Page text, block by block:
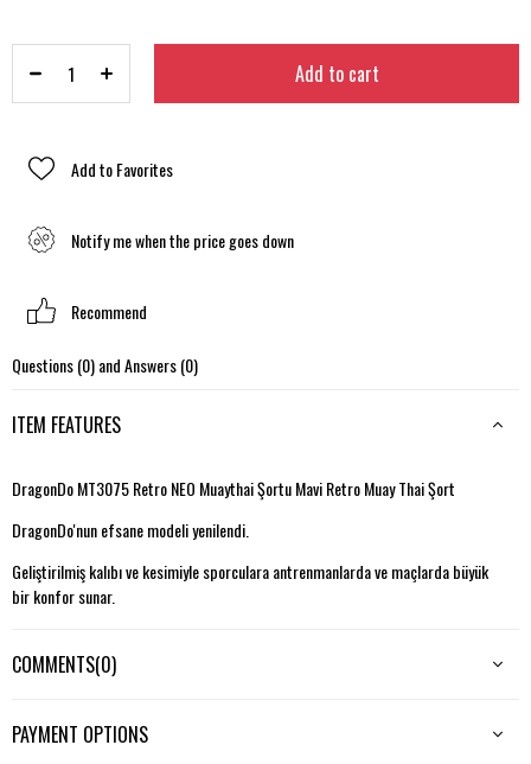
Add to Favorites
Notify me when the price goes down
Recommend
Questions (0) and Answers (0)
ITEM FEATURES
DragonDo MT3075 Retro NEO Muaythai Şortu Mavi Retro Muay Thai Şort
DragonDo'nun efsane modeli yenilendi.
Geliştirilmiş kalıbı ve kesimiyle sporculara antrenmanlarda ve maçlarda büyük
bir konfor sunar.
Yan yırtmaçları hareket kolaylığı sağlar.
Hafiftir ve çabuk kurur.
COMMENTS(0)
PAYMENT OPTIONS